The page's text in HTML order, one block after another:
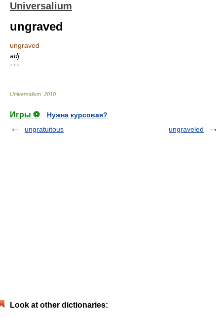
Universalium
ungraved
ungraved
adj.
* * *
Universalium 2010
Игры ⚽
Нужна курсовая?
ungratuitous
ungraveled
Look at other dictionaries: